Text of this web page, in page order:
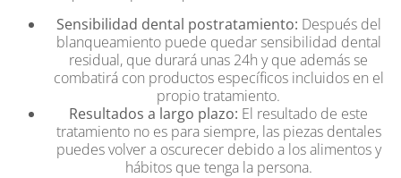
Sensibilidad dental postratamiento: Después del
blanqueamiento puede quedar sensibilidad dental
residual, que durará unas 24h y que además se
combatirá con productos específicos incluidos en el
propio tratamiento.
Resultados a largo plazo: El resultado de este
tratamiento no es para siempre, las piezas dentales
puedes volver a oscurecer debido a los alimentos y
hábitos que tenga la persona.